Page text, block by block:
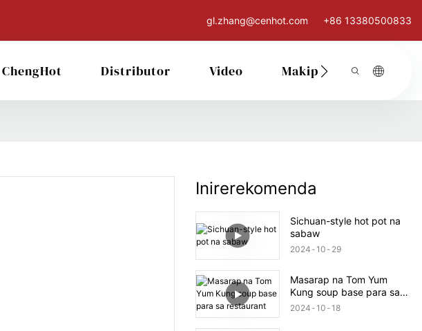
gl.zhang@cenhot.com +86 13380500833
ChengHot Distributor Video Makipag-Ugnay Sa Atin
Inirerekomenda
Sichuan-style hot pot na
sabaw
2024 10 29
Masarap na Tom Yum
Kung soup base para sa
restaurant
2024 10 18